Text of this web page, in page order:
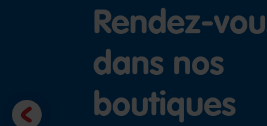
Rendez-
dans nos
boutiques
Previous
slide